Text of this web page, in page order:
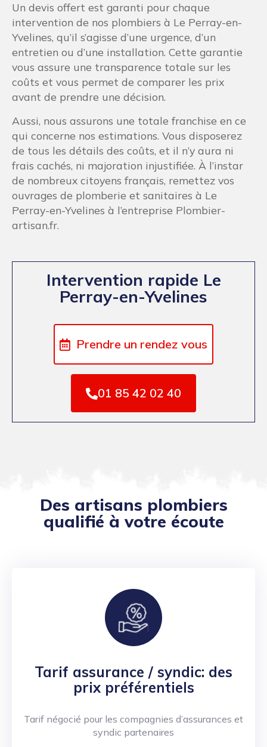
Un devis offert est garanti pour chaque
intervention de nos plombiers à Le Perray-en-
Yvelines, qu’il s’agisse d’une urgence, d’un
entretien ou d’une installation. Cette garantie
vous assure une transparence totale sur les
coûts et vous permet de comparer les prix
avant de prendre une décision.
Aussi, nous assurons une totale franchise en ce
qui concerne nos estimations. Vous disposerez
de tous les détails des coûts, et il n’y aura ni
frais cachés, ni majoration injustifiée. À l’instar
de nombreux citoyens français, remettez vos
ouvrages de plomberie et sanitaires à Le
Perray-en-Yvelines à l’entreprise Plombier-
artisan.fr.
Intervention rapide Le
Perray-en-Yvelines
Prendre un rendez vous
01 85 42 02 40
Des artisans plombiers
qualifié à votre écoute
Tarif assurance / syndic: des
prix préférentiels
Tarif négocié pour les compagnies d’assurances et
syndic partenaires